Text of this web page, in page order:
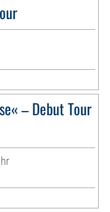
– Debut Tour